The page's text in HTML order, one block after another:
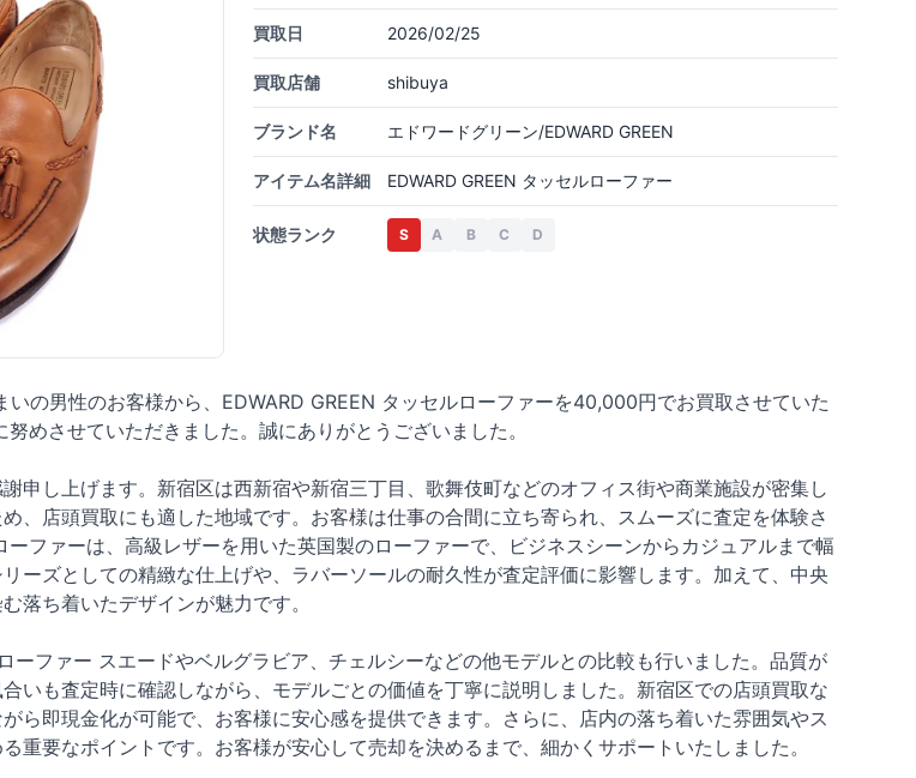
買取日 2026/02/25
買取店舗 shibuya
ブランド名 エドワードグリーン/EDWARD GREEN
アイテム名詳細 EDWARD GREEN タッセルローファー
状態ランク S A B C D
の男性のお客様から、EDWARD GREEN タッセルローファーを40,000円でお買取させていた
めさせていただきました。誠にありがとうございました。
申し上げます。新宿区は西新宿や新宿三丁目、歌舞伎町などのオフィス街や商業施設が密集し
、店頭買取にも適した地域です。お客様は仕事の合間に立ち寄られ、スムーズに査定を体験さ
ファーは、高級レザーを用いた英国製のローファーで、ビジネスシーンからカジュアルまで幅
ーズとしての精緻な仕上げや、ラバーソールの耐久性が査定評価に影響します。加えて、中央
落ち着いたデザインが魅力です。
ーファー スエードやベルグラビア、チェルシーなどの他モデルとの比較も行いました。品質が
いも査定時に確認しながら、モデルごとの価値を丁寧に説明しました。新宿区での店頭買取な
ら即現金化が可能で、お客様に安心感を提供できます。さらに、店内の落ち着いた雰囲気やス
重要なポイントです。お客様が安心して売却を決めるまで、細かくサポートいたしました。